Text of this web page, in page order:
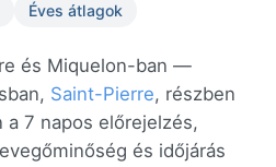
Éves átlagok
és Miquelon-ban —
Saint-Pierre, részben
7 napos előrejelzés,
és időjárás